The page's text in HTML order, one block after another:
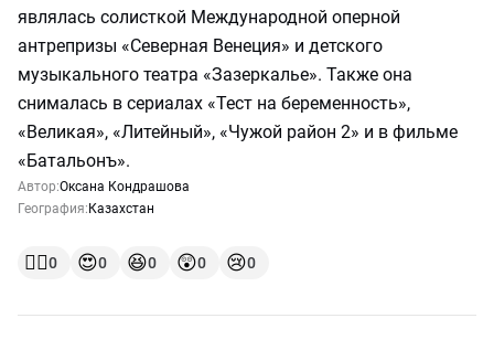
являлась солисткой Международной оперной
антрепризы «Северная Венеция» и детского
музыкального театра «Зазеркалье». Также она
снималась в сериалах «Тест на беременность»,
«Великая», «Литейный», «Чужой район 2» и в фильме
«Батальонъ».
Автор:Оксана Кондрашова
География: Казахстан
👍🏻0 😍0 😆0 😲0 😢0